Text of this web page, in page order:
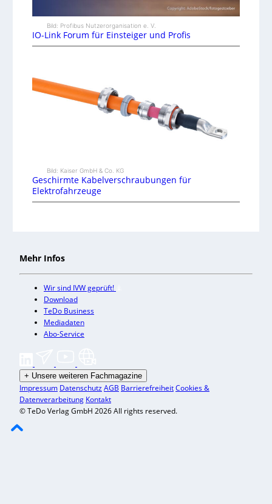
Bild: Profibus Nutzerorganisation e. V.
IO-Link Forum für Einsteiger und Profis
Bild: Kaiser GmbH & Co. KG
Geschirmte Kabelverschraubungen für
Elektrofahrzeuge
Mehr Infos
Wir sind IVW geprüft!
Download
TeDo Business
Mediadaten
Abo-Service
+ Unsere weiteren Fachmagazine
Impressum DatenschutzAGB BarrierefreiheitCookies &
Datenverarbeitung Kontakt
© TeDo Verlag GmbH 2026 All rights reserved.